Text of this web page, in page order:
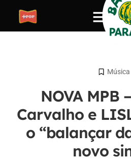
Música
NOVA MPB
Carvalho e
o “balançar
novo